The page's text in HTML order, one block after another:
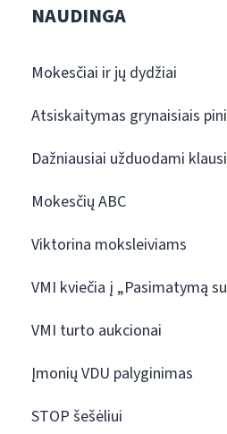
NAUDINGA
Mokesčiai ir jų dydžiai
Atsiskaitymas grynaisiais
Dažniausiai užduodami
Mokesčių ABC
Viktorina moksleiviams
VMI kviečia į „Pasimatymą
VMI turto aukcionai
Įmonių VDU palyginimas
STOP šešėliui